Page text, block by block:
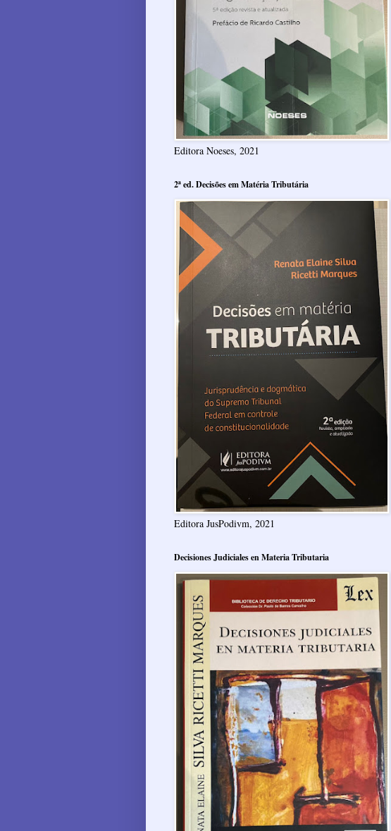
Editora Noeses, 2021
2ª ed. Decisões em Matéria Tributária
Editora JusPodivm, 2021
Decisiones Judiciales en Materia Tributaria